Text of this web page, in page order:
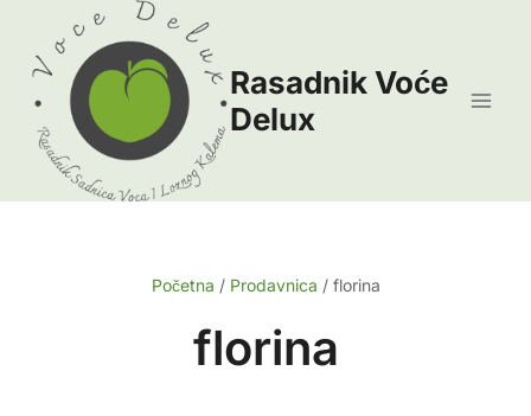
content
Rasadnik Voće
Delux
Početna / Prodavnica / florina
florina